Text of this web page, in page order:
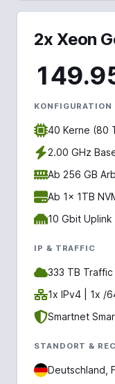
2x Xeon
KONFIGURATION
40 Kerne (80
2.00 GHz
Ab 256 GB
Ab 1x 1TB
10 Gbit Uplink
IP & TRAFFIC
333 TB Traffic
1x IPv4 | 1x /
Smartnet
STANDORT &
Deutschland,